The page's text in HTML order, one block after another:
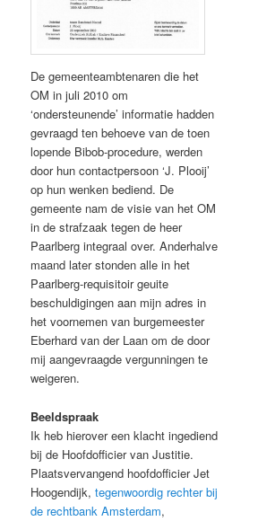
De gemeenteambtenaren die het
OM in juli 2010 om
‘ondersteunende’ informatie hadden
gevraagd ten behoeve van de toen
lopende Bibob-procedure, werden
door hun contactpersoon ‘J. Plooij’
op hun wenken bediend. De
gemeente nam de visie van het OM
in de strafzaak tegen de heer
Paarlberg integraal over. Anderhalve
maand later stonden alle in het
Paarlberg-requisitoir geuite
beschuldigingen aan mijn adres in
het voornemen van burgemeester
Eberhard van der Laan om de door
mij aangevraagde vergunningen te
weigeren.
Beeldspraak
Ik heb hierover een klacht ingediend
bij de Hoofdofficier van Justitie.
Plaatsvervangend hoofdofficier Jet
Hoogendijk,tegenwoordig rechter bij
de rechtbank Amsterdam,